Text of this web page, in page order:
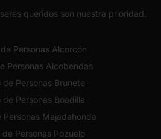
queridos son nuestra prioridad.
Personas Alcorcón
Personas Alcobendas
de Personas Brunete
de Personas Boadilla
Personas Majadahonda
Personas Pozuelo